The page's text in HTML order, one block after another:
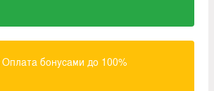
бонусами до 100%